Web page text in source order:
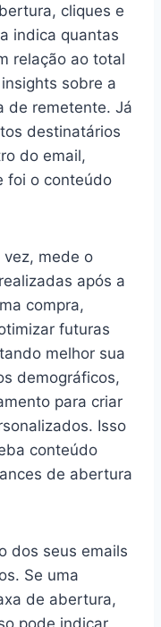
cliques e
indica quantas
relação ao total
sobre a
de remetente. Já
destinatários
do email,
foi o conteúdo
mede o
após a
compra,
futuras
melhor sua
demográficos,
para criar
Isso
conteúdo
de abertura
dos seus emails
Se uma
de abertura,
pode indicar